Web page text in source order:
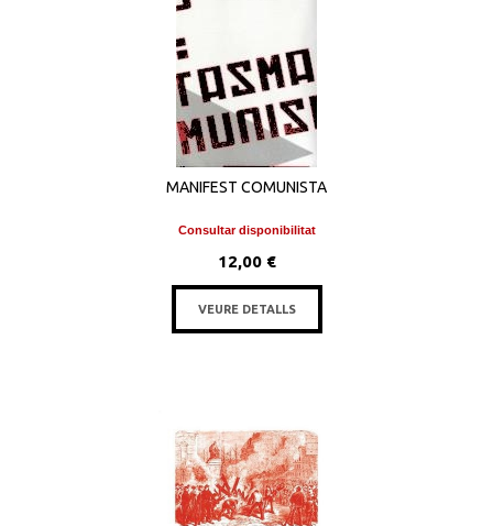
MANIFEST COMUNISTA
Consultar disponibilitat
12,00 €
VEURE DETALLS